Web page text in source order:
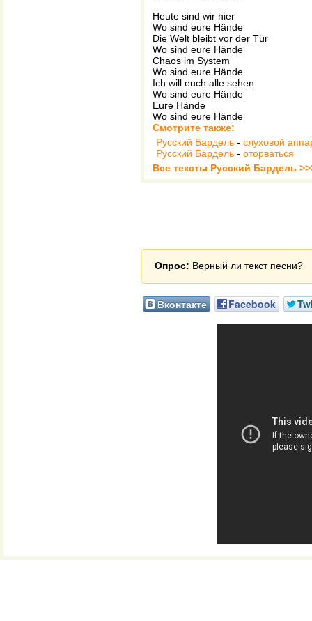
Heute sind wir hier
Wo sind eure Hände
Die Welt bleibt vor der Tür
Wo sind eure Hände
Chaos im System
Wo sind eure Hände
Ich will euch alle sehen
Wo sind eure Hände
Eure Hände
Wo sind eure Hände
Смотрите также:
Русский Бардель - слуховой
Русский Бардель - оторваться
Все тексты Русский Бардель
Опрос: Верный ли текст песни?
Вконтакте Facebook